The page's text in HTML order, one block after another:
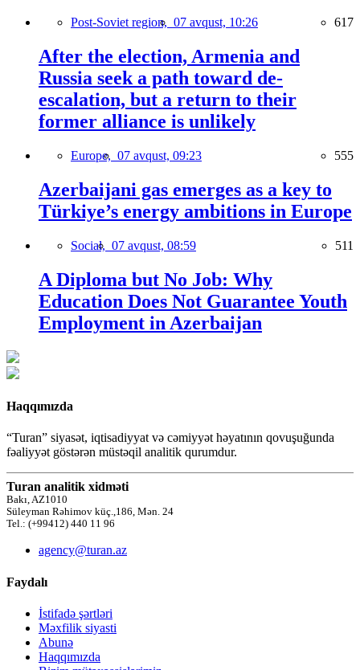
Post-Soviet region, 07 avqust, 10:26 617
After the election, Armenia and
Russia seek a path toward de-
escalation, but a return to their
former alliance is unlikely
Europe, 07 avqust, 09:23 555
Azerbaijani gas emerges as a key to
Türkiye’s energy ambitions in Europe
Social, 07 avqust, 08:59 511
A Diploma but No Job: Why
Education Does Not Guarantee Youth
Employment in Azerbaijan
Haqqımızda
“Turan” siyasət, iqtisadiyyat və cəmiyyət həyatının qovuşuğunda
fəaliyyət göstərən müstəqil analitik qurumdur.
Turan analitik xidməti
Bakı, AZ1010
Süleyman Rəhimov küç.,186, Mən. 24
Tel.: (+99412) 440 11 96
agency@turan.az
Faydalı
İstifadə şərtləri
Məxfilik siyasti
Abunə
Haqqımızda